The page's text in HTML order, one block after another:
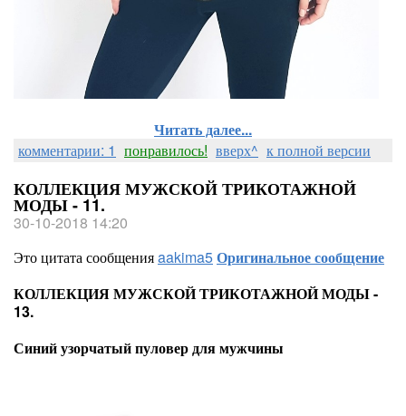
Читать далее...
комментарии: 1 понравилось! вверх^ к полной версии
КОЛЛЕКЦИЯ МУЖСКОЙ ТРИКОТАЖНОЙ
МОДЫ - 11.
30-10-2018 14:20
Это цитата сообщенияaakima5Оригинальное сообщение
КОЛЛЕКЦИЯ МУЖСКОЙ ТРИКОТАЖНОЙ МОДЫ -
13.
Синий узорчатый пуловер для мужчины